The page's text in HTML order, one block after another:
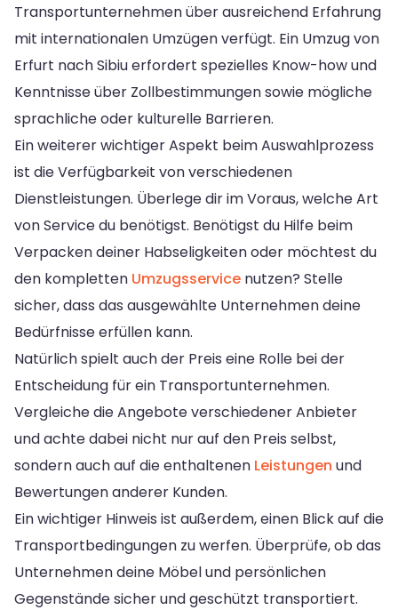
Transportunternehmen über ausreichend Erfahrung
mit internationalen Umzügen verfügt. Ein Umzug von
Erfurt nach Sibiu erfordert spezielles Know-how und
Kenntnisse über Zollbestimmungen sowie mögliche
sprachliche oder kulturelle Barrieren.
Ein weiterer wichtiger Aspekt beim Auswahlprozess
ist die Verfügbarkeit von verschiedenen
Dienstleistungen. Überlege dir im Voraus, welche Art
von Service du benötigst. Benötigst du Hilfe beim
Verpacken deiner Habseligkeiten oder möchtest du
den kompletten Umzugsservice nutzen? Stelle
sicher, dass das ausgewählte Unternehmen deine
Bedürfnisse erfüllen kann.
Natürlich spielt auch der Preis eine Rolle bei der
Entscheidung für ein Transportunternehmen.
Vergleiche die Angebote verschiedener Anbieter
und achte dabei nicht nur auf den Preis selbst,
sondern auch auf die enthaltenen Leistungen und
Bewertungen anderer Kunden.
Ein wichtiger Hinweis ist außerdem, einen Blick auf die
Transportbedingungen zu werfen. Überprüfe, ob das
Unternehmen deine Möbel und persönlichen
Gegenstände sicher und geschützt transportiert.